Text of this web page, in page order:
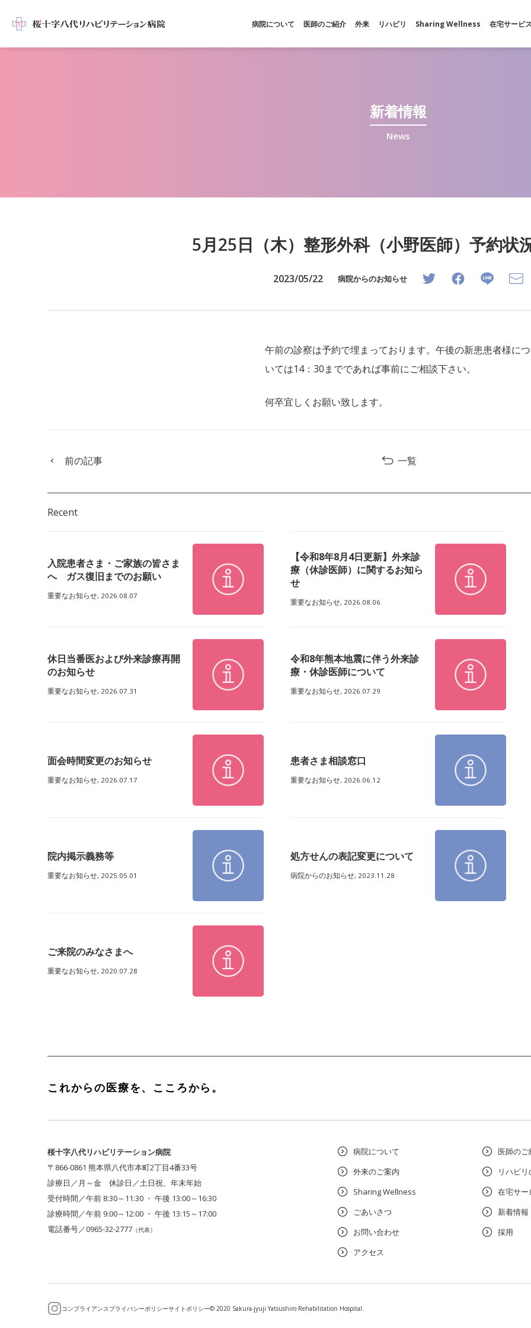
病院について 医師のご紹介 外来 リハビリ Sharing Wellness 在宅サービ
新着情報
News
5月25日（木）整形外科（小野医師）予約状
2023/05/22 病院からのお知らせ
午前の診察は予約で埋まっております。午後の新患患者様につ
いては14：30までであれば事前にご相談下さい。
何卒宜しくお願い致します。
前の記事 一覧
Recent
入院患者さま・ご家族の皆さま
へ ガス復旧までのお願い
重要なお知らせ, 2026.08.07
【令和8年8月4日更新】外来診
療（休診医師）に関するお知ら
せ
重要なお知らせ, 2026.08.06
休日当番医および外来診療再開
のお知らせ
重要なお知らせ, 2026.07.31
令和8年熊本地震に伴う外来診
療・休診医師について
重要なお知らせ, 2026.07.29
面会時間変更のお知らせ
重要なお知らせ, 2026.07.17
患者さま相談窓口
重要なお知らせ, 2026.06.12
院内掲示義務等
重要なお知らせ, 2025.05.01
処方せんの表記変更について
病院からのお知らせ, 2023.11.28
ご来院のみなさまへ
重要なお知らせ, 2020.07.28
これからの医療を、 こころから。
桜十字八代リハビリテーション病院
〒866-0861 熊本県八代市本町2丁目4番33号
診療日／月～金 休診日／土日祝、年末年始
受付時間／午前 8:30～11:30 ・ 午後 13:00～16:30
診療時間／午前 9:00～12:00 ・ 午後 13:15～17:00
電話番号／0965-32-2777 （代表）
病院について
医師のご
外来のご案内
リハビ
Sharing Wellness
在宅サー
ごあいさつ
新着情報
お問い合わせ
採用
アクセス
コンプライアンス プライバシーポリシーサイトポリシー© 2020 Sakura-jyuji Yatsushiro Rehabilitation Hospital.